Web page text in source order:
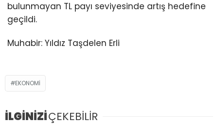
bulunmayan TL payı seviyesinde artış hedefine
geçildi.
Muhabir: Yıldız Taşdelen Erli
EKONOMI
İLGİNİZİÇEKEBİLİR